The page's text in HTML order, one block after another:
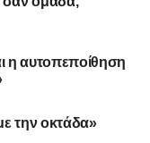
λύση για την
η αυτοπεποίθηση
την οκτάδα»